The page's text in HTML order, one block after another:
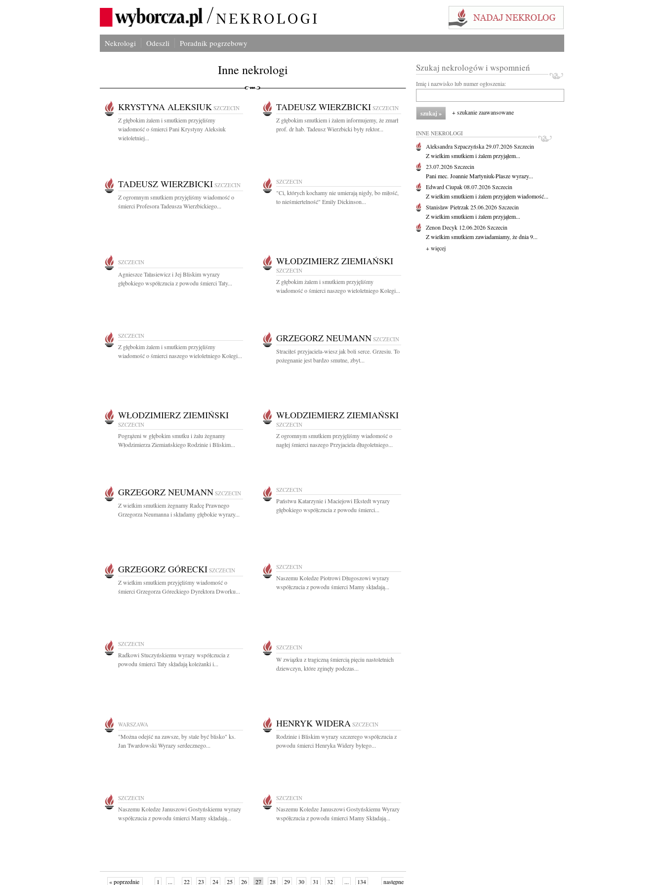
Nekrologi Odeszli Poradnik pogrzebowy
Inne nekrologi
KRYSTYNA ALEKSIUK SZCZECIN
Z głębokim żalem i smutkiem przyjęliśmy
wiadomość o śmierci Pani Krystyny Aleksiuk
wieloletniej...
TADEUSZ WIERZBICKI SZCZECIN
Z głębokim smutkiem i żalem informujemy, że zmarł
prof. dr hab. Tadeusz Wierzbicki były rektor...
TADEUSZ WIERZBICKI SZCZECIN
Z ogromnym smutkiem przyjęliśmy wiadomość o
śmierci Profesora Tadeusza Wierzbickiego...
SZCZECIN
"Ci, których kochamy nie umierają nigdy, bo miłość,
to nieśmiertelność" Emily Dickinson...
SZCZECIN
Agnieszce Tałasiewicz i Jej Bliskim wyrazy
głębokiego współczucia z powodu śmierci Taty...
WŁODZIMIERZ ZIEMIAŃSKI
SZCZECIN
Z głębokim żalem i smutkiem przyjęliśmy
wiadomość o śmierci naszego wieloletniego Kolegi...
SZCZECIN
Z głębokim żalem i smutkiem przyjęliśmy
wiadomość o śmierci naszego wieloletniego Kolegi...
GRZEGORZ NEUMANN SZCZECIN
Straciłeś przyjaciela-wiesz jak boli serce. Grzesiu. To
pożegnanie jest bardzo smutne, zbyt...
WŁODZIMIERZ ZIEMIŃSKI
SZCZECIN
Pogrążeni w głębokim smutku i żalu żegnamy
Włodzimierza Ziemiańskiego Rodzinie i Bliskim...
WŁODZIEMIERZ ZIEMIAŃSKI
SZCZECIN
Z ogromnym smutkiem przyjęliśmy wiadomość o
nagłej śmierci naszego Przyjaciela długoletniego...
GRZEGORZ NEUMANN SZCZECIN
Z wielkim smutkiem żegnamy Radcę Prawnego
Grzegorza Neumanna i składamy głębokie wyrazy...
SZCZECIN
Państwu Katarzynie i Maciejowi Ekstedt wyrazy
głębokiego współczucia z powodu śmierci...
GRZEGORZ GÓRECKI SZCZECIN
Z wielkim smutkiem przyjęliśmy wiadomość o
śmierci Grzegorza Góreckiego Dyrektora Dworku...
SZCZECIN
Naszemu Koledze Piotrowi Długoszowi wyrazy
współczucia z powodu śmierci Mamy składają...
SZCZECIN
Radkowi Stuczyńskiemu wyrazy współczucia z
powodu śmierci Taty składają koleżanki i...
SZCZECIN
W związku z tragiczną śmiercią pięciu nastoletnich
dziewczyn, które zginęły podczas...
WARSZAWA
"Można odejść na zawsze, by stale być blisko" ks.
Jan Twardowski Wyrazy serdecznego...
HENRYK WIDERA SZCZECIN
Rodzinie i Bliskim wyrazy szczerego współczucia z
powodu śmierci Henryka Widery byłego...
SZCZECIN
Naszemu Koledze Januszowi Gostyńskiemu wyrazy
współczucia z powodu śmierci Mamy składają...
SZCZECIN
Naszemu Koledze Januszowi Gostyńskiemu Wyrazy
współczucia z powodu śmierci Mamy Składają...
« poprzednie 1 ... 22 23 24 25 26 27 28 29 30 31 32 ... 134 następne
Szukaj nekrologów i wspomnień
Imię i nazwisko lub numer ogłoszenia:
+ szukanie zaawansowane
INNE NEKROLOGI
Aleksandra Szpaczyńska29.07.2026Szczecin
Z wielkim smutkiem i żalem przyjąłem...
23.07.2026Szczecin
Pani mec. Joannie Martyniuk-Plasze wyrazy...
Edward Ciupak08.07.2026Szczecin
Z wielkim smutkiem i żalem przyjąłem wiadomość...
Stanisław Pietrzak25.06.2026Szczecin
Z wielkim smutkiem i żalem przyjąłem...
Zenon Decyk 12.06.2026Szczecin
Z wielkim smutkiem zawiadamiamy, że dnia 9...
+ więcej